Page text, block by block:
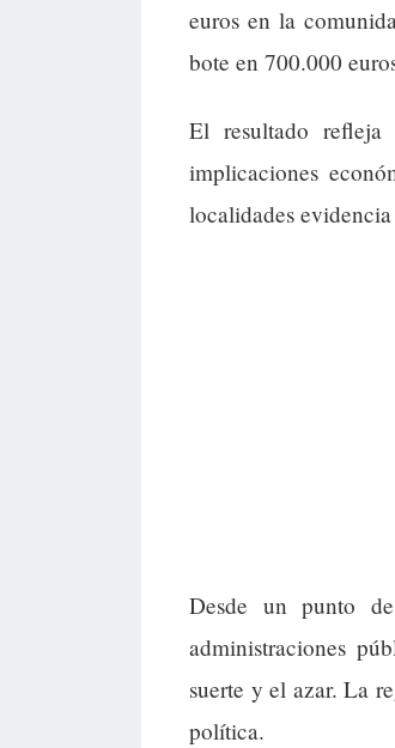
euros en la
bote en 700.000
El resultado
implicaciones
localidades
Desde un punto
administraciones
suerte y el azar. La
política.